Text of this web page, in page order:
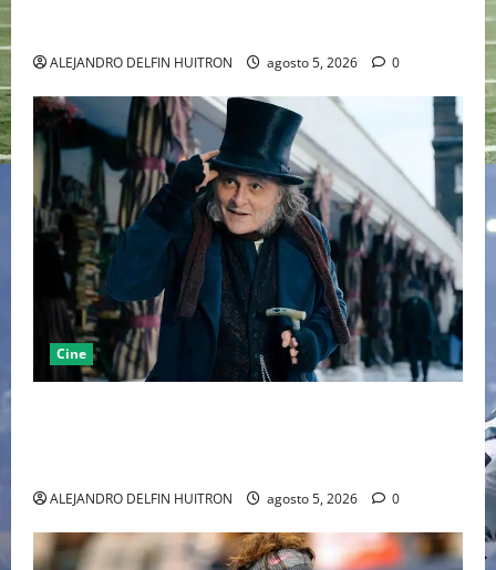
ALEJANDRO DELFIN HUITRON agosto 5, 2026 0
Cine
ALEJANDRO DELFIN HUITRON agosto 5, 2026 0